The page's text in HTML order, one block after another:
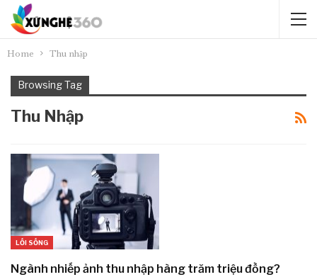
Home Thu nhập
Browsing Tag
Thu Nhập
LỐI SỐNG
Ngành nhiếp ảnh thu nhập hàng trăm triệu đồng?